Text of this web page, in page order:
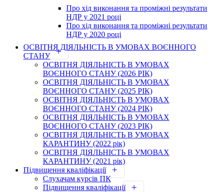
Про хід виконання та проміжні результати
НДР у 2021 році
Про хід виконання та проміжні результати
НДР у 2020 році
ОСВІТНЯ ДІЯЛЬНІСТЬ В УМОВАХ ВОЄННОГО
СТАНУ
ОСВІТНЯ ДІЯЛЬНІСТЬ В УМОВАХ
ВОЄННОГО СТАНУ (2026 РІК)
ОСВІТНЯ ДІЯЛЬНІСТЬ В УМОВАХ
ВОЄННОГО СТАНУ (2025 РІК)
ОСВІТНЯ ДІЯЛЬНІСТЬ В УМОВАХ
ВОЄННОГО СТАНУ (2024 РІК)
ОСВІТНЯ ДІЯЛЬНІСТЬ В УМОВАХ
ВОЄННОГО СТАНУ (2023 РІК)
ОСВІТНЯ ДІЯЛЬНІСТЬ В УМОВАХ
КАРАНТИНУ (2022 рік)
ОСВІТНЯ ДІЯЛЬНІСТЬ В УМОВАХ
КАРАНТИНУ (2021 рік)
Підвищення кваліфікації
Слухачам курсів ПК
Підвищення кваліфікації